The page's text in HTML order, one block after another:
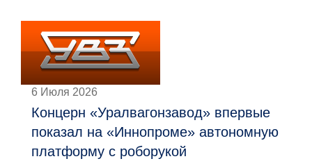
6 Июля 2026
Концерн «Уралвагонзавод» впервые
показал на «Иннопроме» автономную
платформу с роборукой